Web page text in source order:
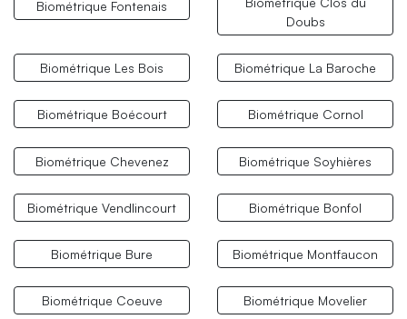
Biométrique Fontenais
Doubs
Biométrique Les Bois Biométrique La Baroche
Biométrique Boécourt Biométrique Cornol
Biométrique Chevenez Biométrique Soyhières
Biométrique Vendlincourt Biométrique Bonfol
Biométrique Bure Biométrique Montfaucon
Biométrique Coeuve Biométrique Movelier